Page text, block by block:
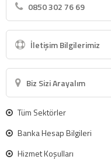
0850 302 76 69
İletişim Bilgilerimiz
Biz Sizi Arayalım
Tüm Sektörler
Banka Hesap Bilgileri
Hizmet Koşulları